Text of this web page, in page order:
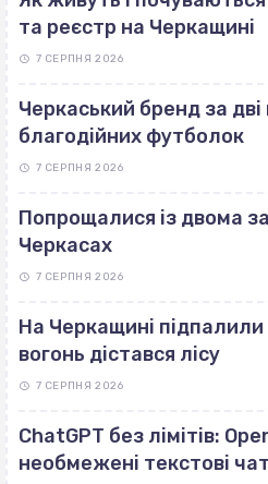
та реєстр на Черкащині
7 СЕРПНЯ 2026
Черкаський бренд за
благодійних футболок
7 СЕРПНЯ 2026
Попрощалися із двома
Черкасах
7 СЕРПНЯ 2026
На Черкащині підпалили
вогонь дістався лісу
7 СЕРПНЯ 2026
ChatGPT без лімітів:
необмежені текстові